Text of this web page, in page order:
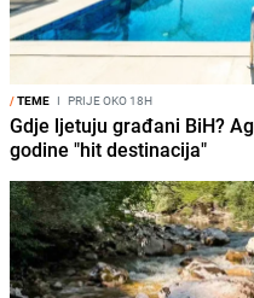
/TEME I PRIJE OKO 18H
Gdje ljetuju građani BiH?
godine "hit destinacija"